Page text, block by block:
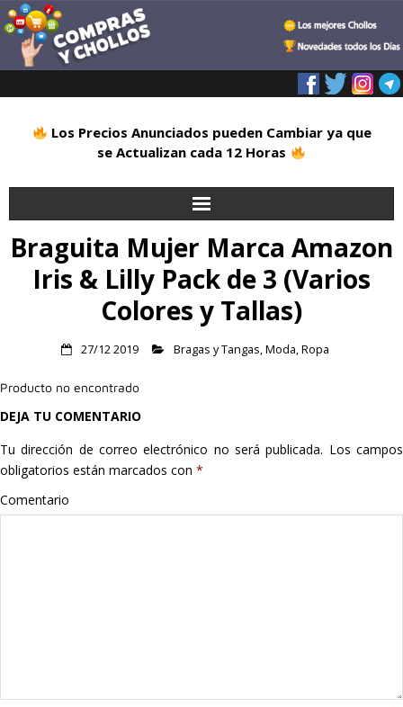
Los Precios Anunciados pueden Cambiar ya que
se Actualizan cada 12 Horas
Inicio
Alimentación
Hogar
Informática
Listas
Braguita Mujer Marca Amazon
Iris & Lilly Pack de 3 (Varios
Colores y Tallas)
27/12 2019 Bragas y Tangas,Moda,Ropa
Producto no encontrado
DEJA TU COMENTARIO
Tu dirección de correo electrónico no será publicada. Los campos
obligatorios están marcados con *
Comentario